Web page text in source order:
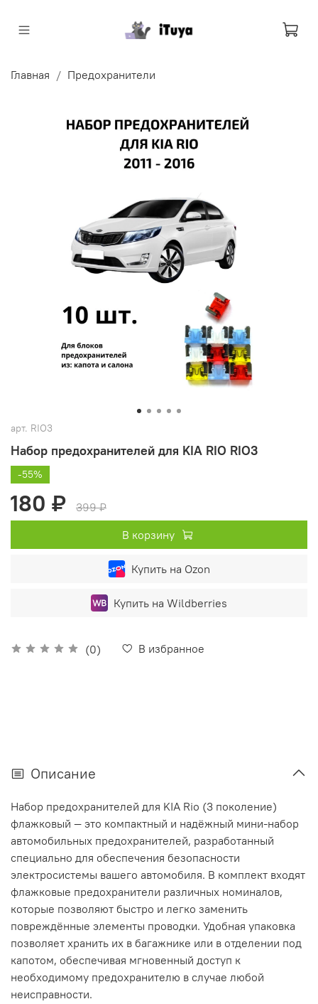
Главная Предохранители
арт. RIO3
Набор предохранителей для KIA RIO RIO3
(0) В избранное
-55%
180 ₽
399 ₽
В корзину
Купить на Ozon
Купить на Wildberries
Описание
Набор предохранителей для KIA Rio (3 поколение)
флажковый — это компактный и надёжный мини-набор
автомобильных предохранителей, разработанный
специально для обеспечения безопасности
электросистемы вашего автомобиля. В комплект входят
флажковые предохранители различных номиналов,
которые позволяют быстро и легко заменить
повреждённые элементы проводки. Удобная упаковка
позволяет хранить их в багажнике или в отделении под
капотом, обеспечивая мгновенный доступ к
необходимому предохранителю в случае любой
неисправности.